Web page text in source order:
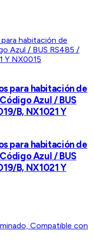
para habitación de
Azul / BUS
B, NX1021 Y
para habitación de
Azul / BUS
B, NX1021 Y